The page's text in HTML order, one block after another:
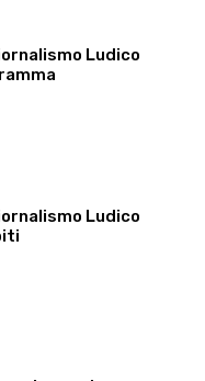
Ludico
Ludico